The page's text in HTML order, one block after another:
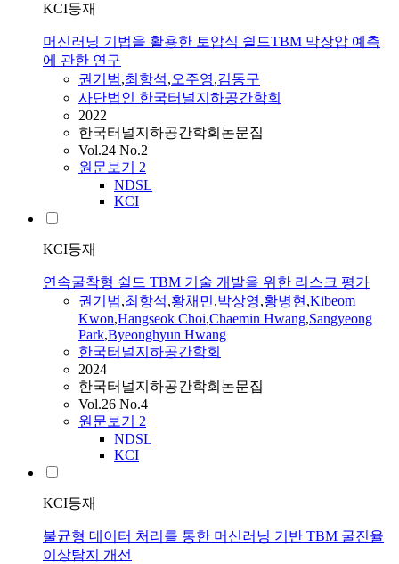
KCI등재
머신러닝 기법을 활용한 토압식 쉴드TBM 막장압 예측
에 관한 연구
권기범,최항석,오주영,김동구
사단법인 한국터널지하공간학회
2022
한국터널지하공간학회논문집
Vol.24 No.2
원문보기 2
NDSL
KCI
KCI등재
연속굴착형 쉴드 TBM 기술 개발을 위한 리스크 평가
권기범,최항석,황채민,박상영,황병현,Kibeom
Kwon,Hangseok Choi,Chaemin Hwang,Sangyeong
Park,Byeonghyun Hwang
한국터널지하공간학회
2024
한국터널지하공간학회논문집
Vol.26 No.4
원문보기 2
NDSL
KCI
KCI등재
불균형 데이터 처리를 통한 머신러닝 기반 TBM 굴진율
이상탐지 개선